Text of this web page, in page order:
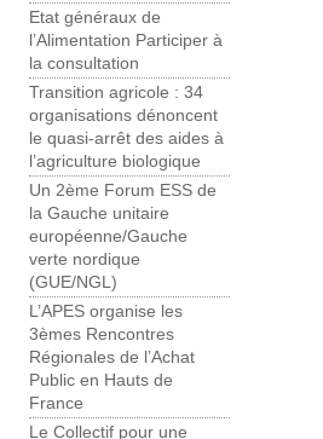
Etat généraux de
l’Alimentation Participer à
la consultation
Transition agricole : 34
organisations dénoncent
le quasi-arrêt des aides à
l’agriculture biologique
Un 2ème Forum ESS de
la Gauche unitaire
européenne/Gauche
verte nordique
(GUE/NGL)
L’APES organise les
3èmes Rencontres
Régionales de l’Achat
Public en Hauts de
France
Le Collectif pour une